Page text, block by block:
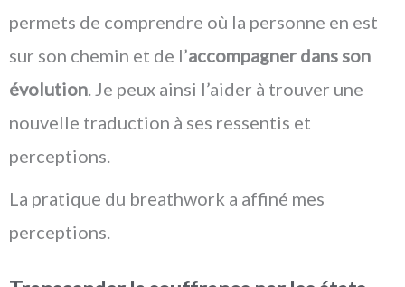
permets de comprendre où la personne en est
sur son chemin et de l’accompagner dans son
évolution . Je peux ainsi l’aider à trouver une
nouvelle traduction à ses ressentis et
perceptions.
La pratique du breathwork a affiné mes
perceptions.